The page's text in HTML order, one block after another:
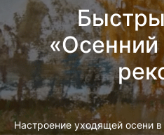
Настроение уходящей осени в